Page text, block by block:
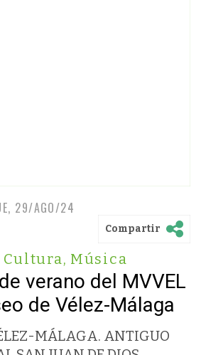
29/AGO/24
Compartir
Cultura, Música
verano del MVVEL
de Vélez-Málaga
MÁLAGA. ANTIGUO